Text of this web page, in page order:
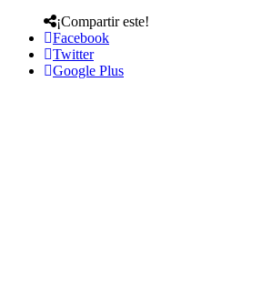
¡Compartir este!
Facebook
Twitter
Google Plus